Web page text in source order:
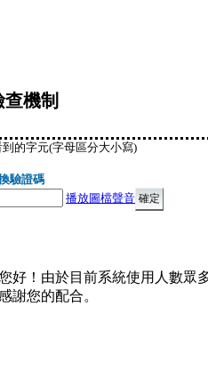
機制
的字元(字母區分大小寫)
驗證碼
播放圖檔聲音
好！由於目前系統使用人數眾
謝您的配合。